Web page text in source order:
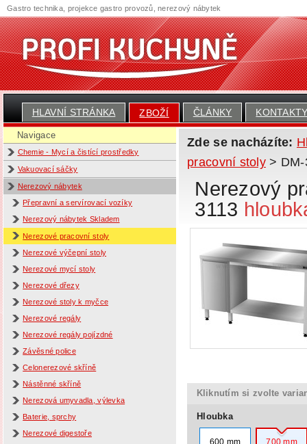
HLAVNÍ STRÁNKA ZBOŽÍ ČLÁNKY
Navigace
Chemie - Mycí a čistící prostředky
Vakuovací sáčky
Nerezový nábytek
Přepravní a servírovací vozíky
Nerezový nábytek Skladem
Nerezové pracovní stoly
Nerezové výčepní stoly
Nerezové mycí stoly
Nerezové dřezy
Nerezové stoly k myčce
Nerezové regály
Nerezové regály pojízdné
Závěsné police
Celonerezové skříně
Nástěnné skříně
Nerezová umyvadla, výlevka
Baterie, sprchy
Nerezové digestoře
Zde se nacházíte:
pracovní stoly> DM-
Nerezový
3113
Kliknutím si zvolte
Hloubka
600 mm 700 mm
Gastro technika, projekce gastro provozů, nerezový nábytek